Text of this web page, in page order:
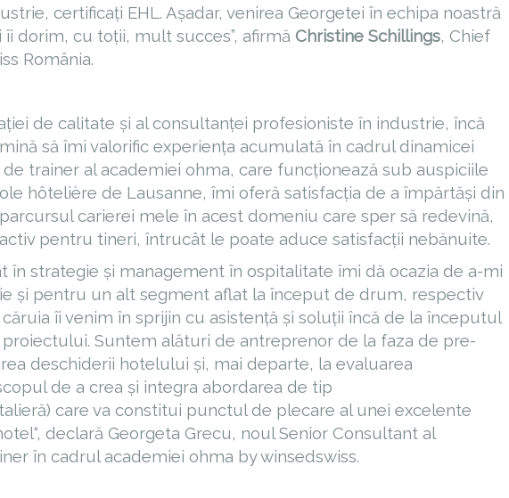
certificați EHL. Așadar, venirea Georgetei în echipa noastră
dorim, cu toții, mult succes”, afirmă Christine Schillings, Chief
România.
de calitate și al consultanței profesioniste în industrie, încă
să îmi valorific experiența acumulată în cadrul dinamicei
trainer al academiei ohma, care funcționează sub auspiciile
hôtelière de Lausanne, îmi oferă satisfacția de a împărtăși din
carierei mele în acest domeniu care sper să redevină,
pentru tineri, întrucât le poate aduce satisfacții nebănuite.
în strategie și management în ospitalitate îmi dă ocazia de a-mi
și pentru un alt segment aflat la început de drum, respectiv
îi venim în sprijin cu asistență și soluții încă de la începutul
Suntem alături de antreprenor de la faza de pre-
deschiderii hotelului și, mai departe, la evaluarea
de a crea și integra abordarea de tip
care va constitui punctul de plecare al unei excelente
declară Georgeta Grecu, noul Senior Consultant al
în cadrul academiei ohma by winsedswiss.